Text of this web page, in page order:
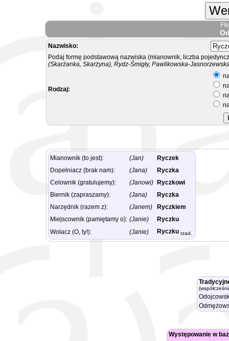
Nazwisko:
Podaj formę podstawową nazwiska (mianownik, liczba
(Skarżanka, Skarżyna), Rydz-Śmigły, Pawlikowska-
Rodzaj:
Mianownik (to jest): (Jan)
Ryczek
Dopełniacz (brak nam):
(Jana)
Ryczka
Celownik (gratulujemy):
(Janowi)
Ryczkowi
Biernik (zapraszamy):
(Jana)
Ryczka
Narzędnik (razem z):
(Janem)
Ryczkiem
Miejscownik (pamiętamy o): (Janie)
Ryczku
Wołacz (O, ty!):
(Janie) Ryczku rzad.
Występowanie w